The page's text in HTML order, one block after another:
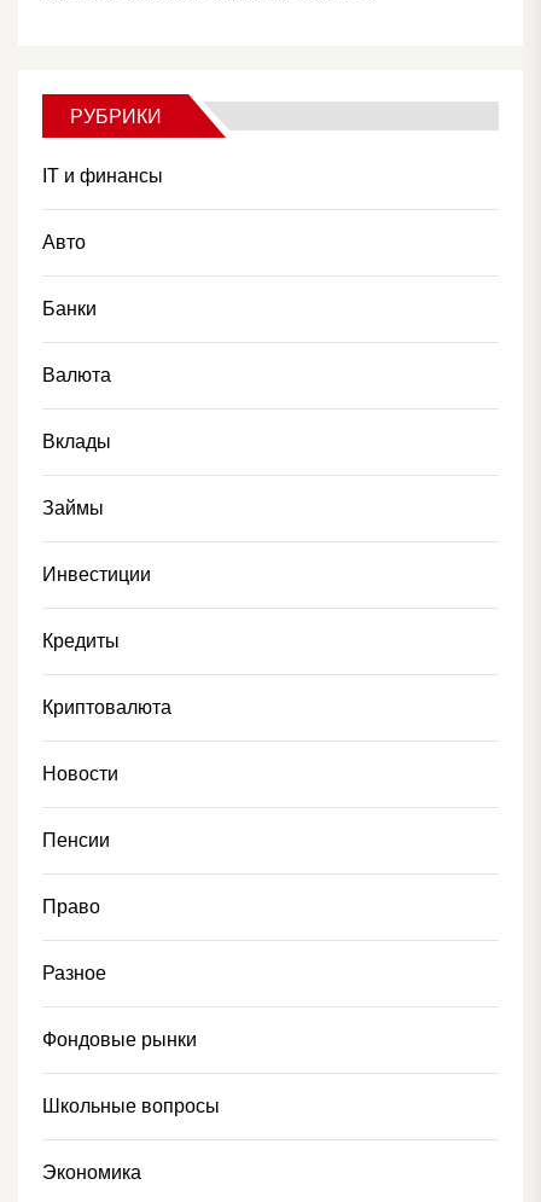
РУБРИКИ
IT и финансы
Авто
Банки
Валюта
Вклады
Займы
Инвестиции
Кредиты
Криптовалюта
Новости
Пенсии
Право
Разное
Фондовые рынки
Школьные вопросы
Экономика